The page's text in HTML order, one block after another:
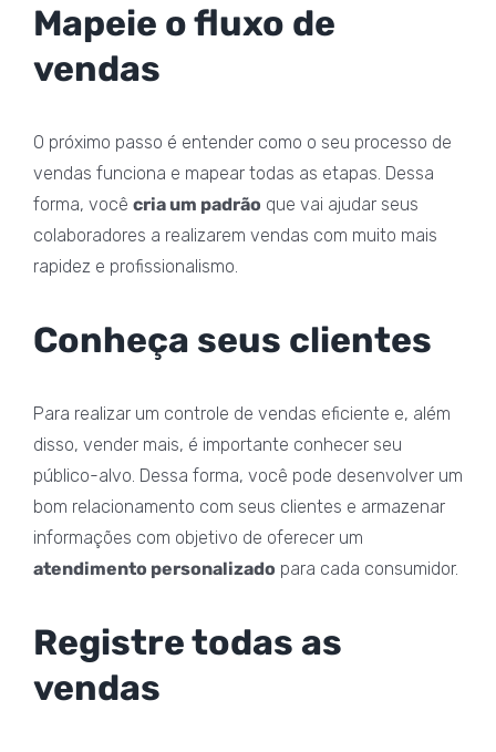
Mapeie o fluxo de
vendas
O próximo passo é entender como o seu processo de
vendas funciona e mapear todas as etapas. Dessa
forma, você cria um padrão que vai ajudar seus
colaboradores a realizarem vendas com muito mais
rapidez e profissionalismo.
Conheça seus clientes
Para realizar um controle de vendas eficiente e, além
disso, vender mais, é importante conhecer seu
público-alvo. Dessa forma, você pode desenvolver um
bom relacionamento com seus clientes e armazenar
informações com objetivo de oferecer um
atendimento personalizado para cada consumidor.
Registre todas as
vendas